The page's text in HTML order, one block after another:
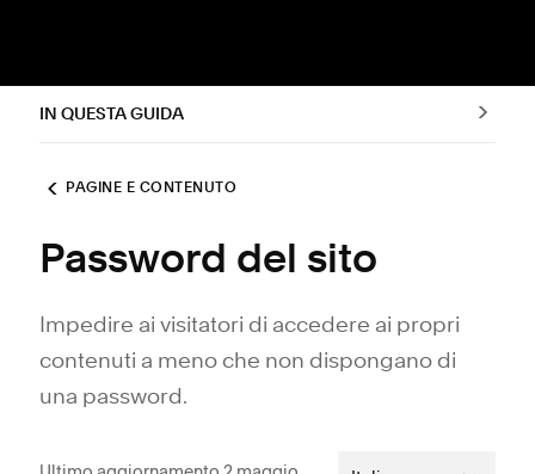
IN QUESTA GUIDA
PAGINE E CONTENUTO
Password del sito
Impedire ai visitatori di accedere ai propri
contenuti a meno che non dispongano di
una password.